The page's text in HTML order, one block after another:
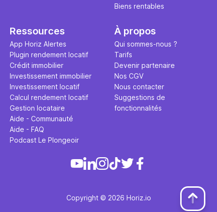
Biens rentables
Ressources
App Horiz Alertes
Plugin rendement locatif
Crédit immobilier
Investissement immobilier
Investissement locatif
Calcul rendement locatif
Gestion locataire
Aide - Communauté
Aide - FAQ
Podcast Le Plongeoir
À propos
Qui sommes-nous ?
Tarifs
Devenir partenaire
Nos CGV
Nous contacter
Suggestions de
fonctionnalités
Copyright © 2026 Horiz.io